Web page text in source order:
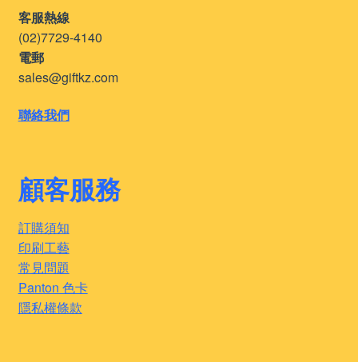
客服熱線
(02)7729-4140
電郵
sales@giftkz.com
聯絡我們
顧客服務
訂購須知
印刷工藝
常見問題
Panton 色卡
隱私權條款